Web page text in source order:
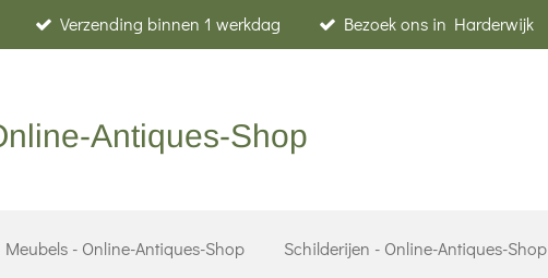
Verzending binnen 1 werkdag Bezoek ons in Harderwijk
Antiques-Shop
Meubels - Online-Antiques-Shop Schilderijen - Online-Antiques-Shop